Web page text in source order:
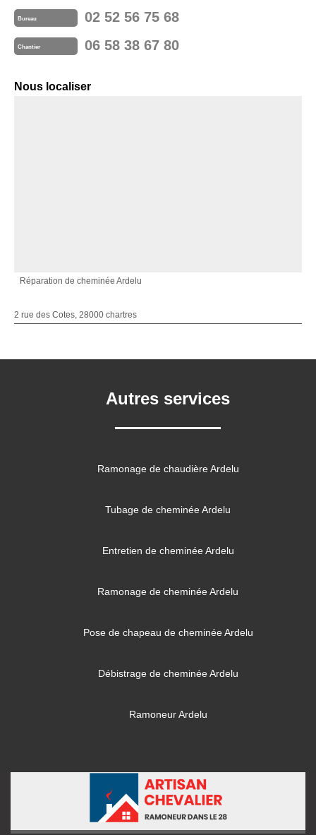
Bureau 02 52 56 75 68
Chantier 06 58 38 67 80
Nous localiser
Réparation de cheminée Ardelu
2 rue des Cotes, 28000 chartres
Autres services
Ramonage de chaudière Ardelu
Tubage de cheminée Ardelu
Entretien de cheminée Ardelu
Ramonage de cheminée Ardelu
Pose de chapeau de cheminée Ardelu
Débistrage de cheminée Ardelu
Ramoneur Ardelu